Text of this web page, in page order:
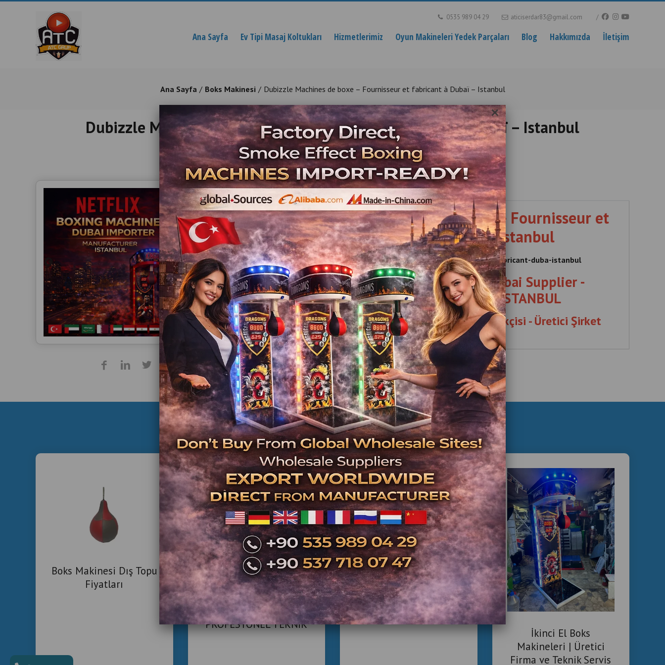
×
0535 989 04 29 aticiserdar83@gmail.com
Ana Sayfa Ev Tipi Masaj Koltukları Hizmetlerimiz Oyun Makineleri Yedek Parçaları Blog Hakkımızda İletişim
Ana Sayfa Boks Makinesi Dubizzle Machines de boxe – Fournisseur et fabricant à Dubaï – Istanbul
Dubizzle Machines de boxe – Fournisseur et fabricant à Dubaï – Istanbul
Wholesale Smoke Effect Boxing Machines Cheapest from Factory
Ürün Açıklaması
Dubizzle Machines de boxe – Fournisseur et
fabricant à Dubaï – Istanbul
dubizzle-machines-de-boxe-fournisseur-et-fabricant-duba-istanbul
Dubizzle Boxing Machine Dubai Supplier -
Manufacturer Company ISTANBUL
Dubizzle Boks Makinesi Dubai Tedarikçisi - Üretici Şirket
İSTANBUL
Dubizzle , Boxing , Machine , Dubai , Supplier , Manufacturer , Company , ISTANBUL , Boks ,
Makinesi , Tedarikçisi , Üretici , Şirket , İSTANBUL , Machines , de boxe , Fournisseur , et ,
fabricant , à Dubaï
İlgili Ürünler
Boks Makinesi Dış Topu
Fiyatları
İKİNCİ EL BOKS
MAKİNESİ |
PROFESYONEL TEKNİK
İkinci El Boks Makinesi
Satışı | Teknik Servis
Kontrolünden Geçmiş
Ticari Boks Makineleri
İkinci El Boks
Makineleri | Üretici
Firma ve Teknik Servis